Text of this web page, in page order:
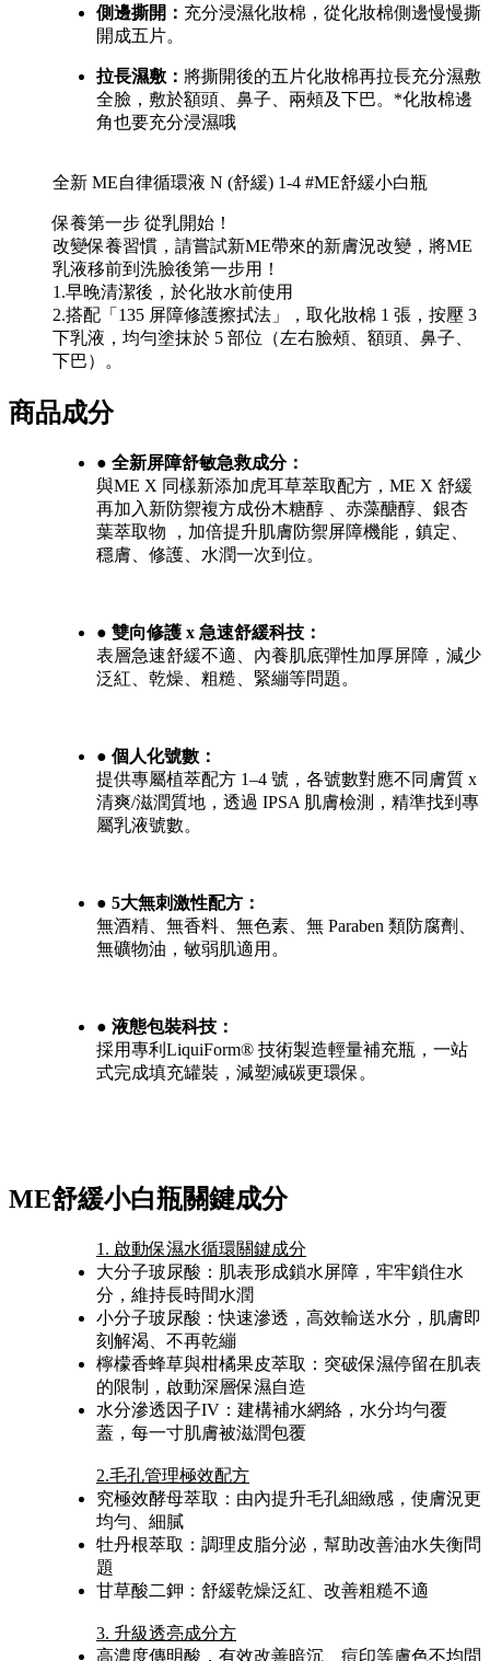
側邊撕開： 充分浸濕化妝棉，從化妝棉側邊慢慢撕
開成五片。
拉長濕敷： 將撕開後的五片化妝棉再拉長充分濕敷
全臉，敷於額頭、鼻子、兩頰及下巴。*化妝棉邊
角也要充分浸濕哦
全新 ME自律循環液 N (舒緩) 1-4 #ME舒緩小白瓶
保養第一步 從乳開始！
改變保養習慣，請嘗試新ME帶來的新膚況改變，將ME
乳液移前到洗臉後第一步用！
1.早晚清潔後，於化妝水前使用
2.搭配「135 屏障修護擦拭法」，取化妝棉 1 張，按壓 3
下乳液，均勻塗抹於 5 部位（左右臉頰、額頭、鼻子、
下巴）。
商品成分
● 全新屏障舒敏急救成分：
與ME X 同樣新添加虎耳草萃取配方，ME X 舒緩
再加入新防禦複方成份木糖醇 、赤藻醣醇、銀杏
葉萃取物 ，加倍提升肌膚防禦屏障機能，鎮定、
穩膚、修護、水潤一次到位。
● 雙向修護 x 急速舒緩科技：
表層急速舒緩不適、內養肌底彈性加厚屏障，減少
泛紅、乾燥、粗糙、緊繃等問題。
● 個人化號數：
提供專屬植萃配方 1–4 號，各號數對應不同膚質 x
清爽/滋潤質地，透過 IPSA 肌膚檢測，精準找到專
屬乳液號數。
● 5大無刺激性配方：
無酒精、無香料、無色素、無 Paraben 類防腐劑、
無礦物油，敏弱肌適用。
● 液態包裝科技：
採用專利LiquiForm® 技術製造輕量補充瓶，一站
式完成填充罐裝，減塑減碳更環保。
ME舒緩小白瓶關鍵成分
1. 啟動保濕水循環關鍵成分
大分子玻尿酸：肌表形成鎖水屏障，牢牢鎖住水
分，維持長時間水潤
小分子玻尿酸：快速滲透，高效輸送水分，肌膚即
刻解渴、不再乾繃
檸檬香蜂草與柑橘果皮萃取：突破保濕停留在肌表
的限制，啟動深層保濕自造
水分滲透因子IV：建構補水網絡，水分均勻覆
蓋，每一寸肌膚被滋潤包覆
2.毛孔管理極效配方
究極效酵母萃取：由內提升毛孔細緻感，使膚況更
均勻、細膩
牡丹根萃取：調理皮脂分泌，幫助改善油水失衡問
題
甘草酸二鉀：舒緩乾燥泛紅、改善粗糙不適
3. 升級透亮成分方
高濃度傳明酸，有效改善暗沉、痘印等膚色不均問